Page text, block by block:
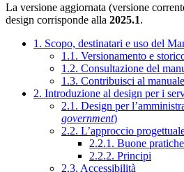
La versione aggiornata (versione
design corrisponde alla 2025.1.
1. Scopo, destinatari e uso del
1.1. Versionamento e
1.2. Consultazione del
1.3. Contribuisci al manuale
2. Introduzione al design per i
2.1. Design per
government)
2.2. L’approccio
2.2.1. Buone pratiche
2.2.2. Principi
2.3. Accessibilità